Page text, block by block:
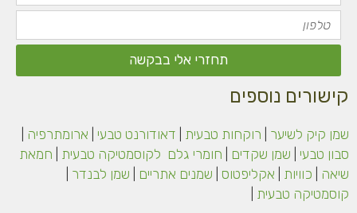
טלפון
תחזרי אלי בבקשה
קישורים נוספים
שמן קיק לשיער רוקחות טבעית דאודורנט טבעי ארומתרפיה
סבון טבעי
שמן שקדים חומרי גלם לקוסמטיקה טבעית
חמאת
שיאה
כוויות אקליפטוס שמנים אתריים שמן לבנדר
קוסמטיקה טבעית